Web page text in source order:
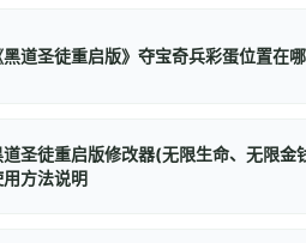
黑道圣徒重启版》夺宝奇兵彩蛋位置在哪
道圣徒重启版修改器(无限生命、无限金
用方法说明